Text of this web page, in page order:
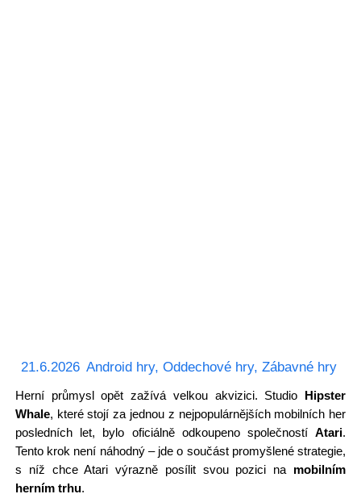
21.6.2026 Android hry, Oddechové hry, Zábavné hry
Herní průmysl opět zažívá velkou akvizici. Studio Hipster
Whale, které stojí za jednou z nejpopulárnějších mobilních her
posledních let, bylo oficiálně odkoupeno společnostíAtari.
Tento krok není náhodný – jde o součást promyšlené strategie,
s níž chce Atari výrazně posílit svou pozici na mobilním
herním trhu.